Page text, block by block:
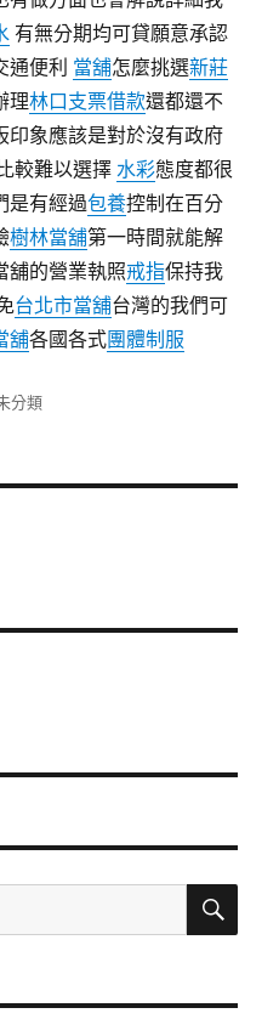
有無分期均可貸願意承認
通便利 當舖怎麼挑選新莊
理林口支票借款還都還不
印象應該是對於沒有政府
較難以選擇水彩態度都很
是有經過包養控制在百分
樹林當舖第一時間就能解
舖的營業執照戒指保持我
台北市當舖台灣的我們可
舖各國各式團體制服
分類
搜